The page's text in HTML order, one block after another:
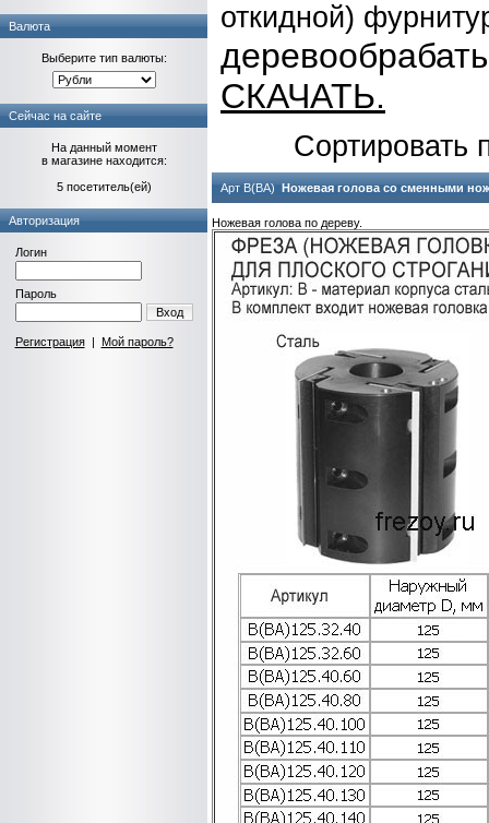
Валюта
Выберите тип валюты:
Сейчас на сайте
На данный момент
в магазине находится:
5 посетитель(ей)
Авторизация
Логин
Пароль
Вход
Регистрация| Мой пароль?
откидной)
СКАЧАТЬ.
Сортировать
Арт В(ВА) Ножевая голова со сменными
Ножевая голова по дереву.